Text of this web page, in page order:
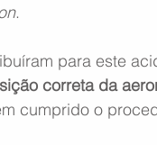
.
para este
correta da
cumprido o